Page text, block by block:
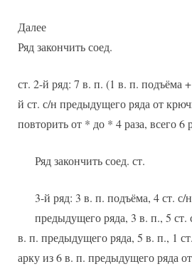
Далее
Ряд закончить соед.
ст. 2-й ряд: 7 в. п. (1 в. п. подъёма
й ст. с/н предыдущего ряда от
повторить от * до * 4 раза, всего 6
Ряд закончить соед. ст.
3-й ряд: 3 в. п. подъёма, 4 ст. с/
предыдущего ряда, 3 в. п., 5 ст.
в. п. предыдущего ряда, 5 в. п., 1
арку из 6 в. п. предыдущего ряда